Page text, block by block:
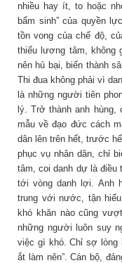
nhiều hay ít, to hoặc
bẩm sinh” của quyền
tồn vong của chế độ,
thiếu lương tâm, không
nên hủ bại, biến thành
Thi đua không phải vì
là những người tiên
lý. Trở thành anh
mẫu về đạo đức cách
dân lên trên hết, trước
phục vụ nhân dân, chỉ
tâm, coi danh dự là điều
tới vòng danh lợi. Anh
trung với nước, tận
khó khăn nào cũng
những người luôn suy
việc gì khó. Chỉ sợ lòng
ắt làm nên”. Cán bộ,